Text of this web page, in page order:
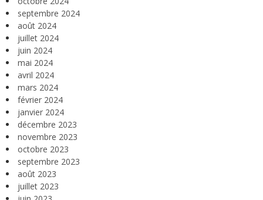
septembre 2024
août 2024
juillet 2024
juin 2024
mai 2024
avril 2024
mars 2024
février 2024
janvier 2024
décembre 2023
novembre 2023
octobre 2023
septembre 2023
août 2023
juillet 2023